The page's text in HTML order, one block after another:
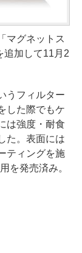
マグネットス
追加して11月2
うフィルター
した際でもケ
は強度・耐食
た。表面には
ティングを施
を発売済み。